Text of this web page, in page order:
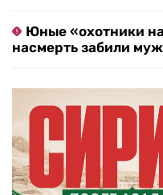
Юные «охотники
насмерть забили